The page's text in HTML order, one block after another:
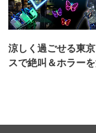
涼しく過ごせる東
スで絶叫＆ホラーを